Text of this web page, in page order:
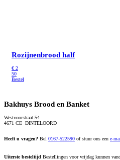
Rozijnenbrood half
€ 2
50
Bestel
Bakhuys Brood en Banket
Westvoorstraat 54
4671 CE DINTELOORD
Heeft u vragen? Bel 0167-522590 of stuur ons een e-
Uiterste besteltijd Bestellingen voor vrijdag kunnen